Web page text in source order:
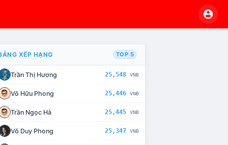
CHẾ TÀI XỬ LÝ VI PHẠM
XẾP HẠNG TOP 5
Trần Thị Hương 25,548 VNĐ
Võ Hữu Phong 25,446 VNĐ
Trần Ngọc Hà 25,445 VNĐ
Võ Duy Phong 25,347 VNĐ